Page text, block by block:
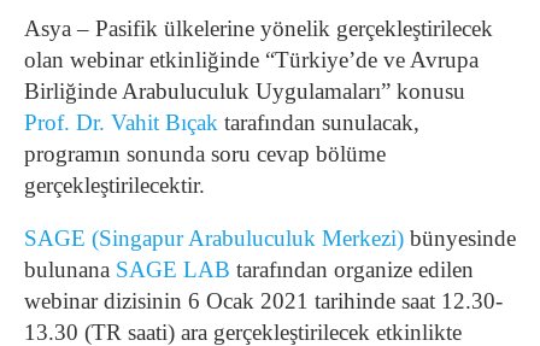
Asya – Pasifik ülkelerine yönelik gerçekleştirilecek
olan webinar etkinliğinde “Türkiye’de ve Avrupa
Birliğinde Arabuluculuk Uygulamaları” konusu
Prof. Dr. Vahit Bıçak tarafından sunulacak,
programın sonunda soru cevap bölüme
gerçekleştirilecektir.
SAGE (Singapur Arabuluculuk Merkezi) bünyesinde
bulunana SAGE LAB tarafından organize edilen
webinar dizisinin 6 Ocak 2021 tarihinde saat 12.30-
13.30 (TR saati) ara gerçekleştirilecek etkinlikte